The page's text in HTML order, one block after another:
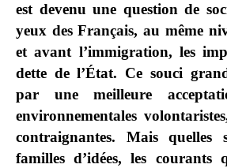
est devenu une question de
yeux des Français, au même
et avant l’immigration, les
dette de l’État. Ce souci
par une meilleure
environnementales
contraignantes. Mais quelles
familles d’idées, les courants